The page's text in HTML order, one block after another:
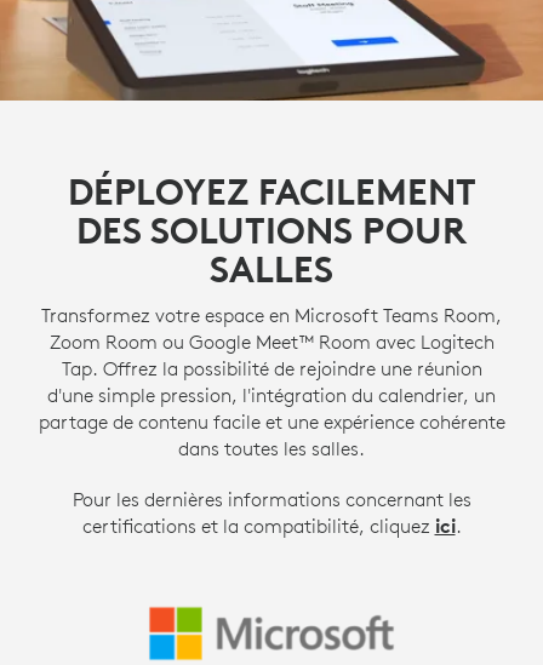
DÉPLOYEZ FACILEMENT
DES SOLUTIONS POUR
SALLES
Transformez votre espace en Microsoft Teams Room,
Zoom Room ou Google Meet™ Room avec Logitech
Tap. Offrez la possibilité de rejoindre une réunion
d'une simple pression, l'intégration du calendrier, un
partage de contenu facile et une expérience cohérente
dans toutes les salles.
Pour les dernières informations concernant les
certifications et la compatibilité, cliquez ici.